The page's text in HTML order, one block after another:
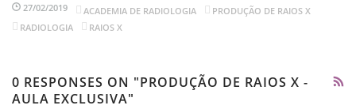
27/02/2019 ACADEMIA DE RADIOLOGIA
PRODUÇÃO DE RAIOS X
RADIOLOGIA
RAIOS X
0 RESPONSES ON "PRODUÇÃO DE RAIOS X -
AULA EXCLUSIVA"